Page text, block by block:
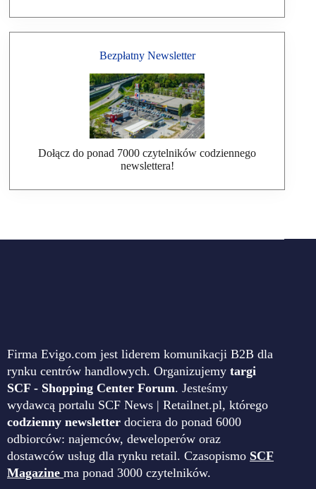
Bezpłatny Newsletter
Dołącz do ponad 7000 czytelników codziennego
newslettera!
Firma Evigo.com jest liderem komunikacji B2B dla
rynku centrów handlowych. Organizujemy targi
SCF - Shopping Center Forum. Jesteśmy
wydawcą portalu SCF News | Retailnet.pl, którego
codzienny newsletter dociera do ponad 6000
odbiorców: najemców, deweloperów oraz
dostawców usług dla rynku retail. Czasopismo SCF
Magazine ma ponad 3000 czytelników.